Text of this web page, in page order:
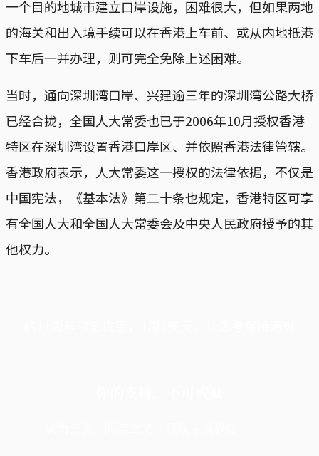
一个目的地城市建立口岸设施，困难很大，但如果两地
的海关和出入境手续可以在香港上车前、或从内地抵港
下车后一并办理，则可完全免除上述困难。
当时，通向深圳湾口岸、兴建逾三年的深圳湾公路大桥
已经合拢，全国人大常委也已于2006年10月授权香港
特区在深圳湾设置香港口岸区、并依照香港法律管辖。
香港政府表示，人大常委这一授权的法律依据，不仅是
中国宪法，《基本法》第二十条也规定，香港特区可享
有全国人大和全国人大常委会及中央人民政府授予的其
他权力。